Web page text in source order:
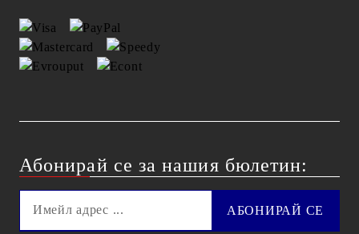
Абонирай се за нашия бюлетин: